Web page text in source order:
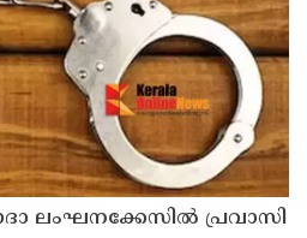
ലംഘനക്കേസില്‍ പ്രവാസി